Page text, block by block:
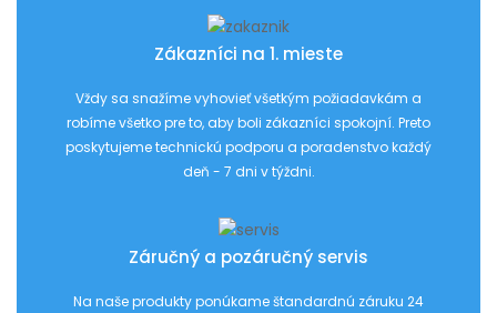
Zákazníci na 1. mieste
Vždy sa snažíme vyhovieť všetkým požiadavkám a
robíme všetko pre to, aby boli zákazníci spokojní. Preto
poskytujeme technickú podporu a poradenstvo každý
deň - 7 dni v týždni.
Záručný a pozáručný servis
Na naše produkty ponúkame štandardnú záruku 24